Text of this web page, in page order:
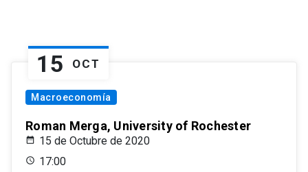
15 OCT
Macroeconomía
Roman Merga, University of Rochester
15 de Octubre de 2020
17:00